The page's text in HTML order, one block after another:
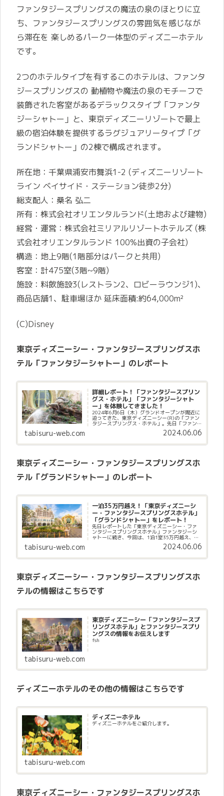
ファンタジースプリングスの魔法の泉のほとりに立
ち、ファンタジースプリングスの雰囲気を感じなが
ら滞在を 楽しめるパーク一体型のディズニーホテル
です。
2つのホテルタイプを有するこのホテルは、ファンタ
ジースプリングスの 動植物や魔法の泉のモチーフで
装飾された客室があるデラックスタイプ「ファンタ
ジーシャトー」と、東京ディズニーリゾートで最上
級の宿泊体験を提供するラグジュアリータイプ「グ
ランドシャトー」の2棟で構成されます。
所在地：千葉県浦安市舞浜1-2 (ディズニーリゾート
ライン ベイサイド・ステーション徒歩2分)
総支配人：桑名 弘二
所有：株式会社オリエンタルランド(土地および建物)
経営・運営：株式会社ミリアルリゾートホテルズ (株
式会社オリエンタルランド 100%出資の子会社)
構造：地上9階(1階部分はパークと共用)
客室：計475室(3階~9階)
施設：料飲施設3(レストラン2、ロビーラウンジ1)、
商品店舗1、駐車場ほか 延床面積:約64,000m²
(C)Disney
東京ディズニーシー・ファンタジースプリングスホ
テル「ファンタジーシャトー」のレポート
詳細レポート！「ファンタジースプリン
グス・ホテル」「ファンタジーシャト
ー」を体験してきました！
2024年6月6日（木）グランドオープンが間近に
迫ってきた、東京ディズニーシー(R)の「ファン
タジースプリングス・ホテル」。先日「ファン
タジースプリングス・ホテル」を取材してきま
したので、その魅力をレポートしたいと思いま
tabisuru-web.com 2024.06.06
東京ディズニーシー・ファンタジースプリングスホ
テル「グランドシャトー」のレポート
一泊35万円越え！「東京ディズニーシ
ー・ファンタジースプリングスホテル」
「グランドシャトー」をレポート！
先日レポートした「東京ディズニーシー・ファ
ンタジースプリングスホテル」ファンタジーシ
ャトーに続き、今回は、1泊1室35万円越え、デ
ィズニー直営ホテルの中で、最高ランクの「ラ
グジュアリータイプ」が設定されている高級ホ
tabisuru-web.com 2024.06.06
東京ディズニーシー・ファンタジースプリングスホ
テルの情報はこちらです
東京ディズニーシー「ファンタジースプ
リングスホテル」とファンタジースプリ
ングスの情報をお伝えします
fsh
tabisuru-web.com
ディズニーホテルのその他の情報はこちらです
ディズニーホテル
ディズニーホテルをご紹介します。
tabisuru-web.com
東京ディズニーシー・ファンタジースプリングスホ